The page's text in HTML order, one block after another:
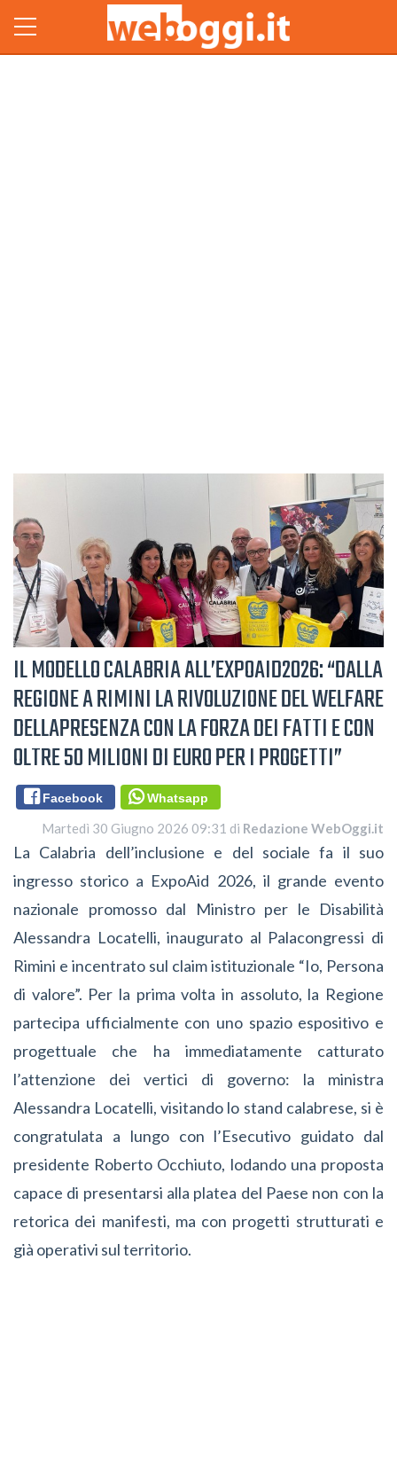
IL MODELLO CALABRIA ALL’EXPOAID2026: “DALLA
REGIONE A RIMINI LA RIVOLUZIONE DEL WELFARE
DELLAPRESENZA CON LA FORZA DEI FATTI E CON
OLTRE 50 MILIONI DI EURO PER I PROGETTI”
Facebook Whatsapp
Martedì 30 Giugno 2026 09:31 di Redazione WebOggi.it
La Calabria dell’inclusione e del sociale fa il suo
ingresso storico a ExpoAid 2026, il grande evento
nazionale promosso dal Ministro per le Disabilità
Alessandra Locatelli, inaugurato al Palacongressi di
Rimini e incentrato sul claim istituzionale “Io, Persona
di valore”. Per la prima volta in assoluto, la Regione
partecipa ufficialmente con uno spazio espositivo e
progettuale che ha immediatamente catturato
l’attenzione dei vertici di governo: la ministra
Alessandra Locatelli, visitando lo stand calabrese, si è
congratulata a lungo con l’Esecutivo guidato dal
presidente Roberto Occhiuto, lodando una proposta
capace di presentarsi alla platea del Paese non con la
retorica dei manifesti, ma con progetti strutturati e
già operativi sul territorio.